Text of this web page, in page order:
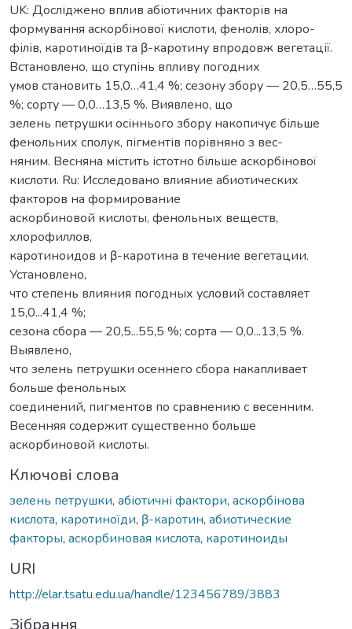
UK: Досліджено вплив абіотичних факторів на
формування аскорбінової кислоти, фенолів, хлоро-
філів, каротиноїдів та β-каротину впродовж вегетації.
Встановлено, що ступінь впливу погодних
умов становить 15,0…41,4 %; сезону збору — 20,5…55,5
%; сорту — 0,0…13,5 %. Виявлено, що
зелень петрушки осіннього збору накопичує більше
фенольних сполук, пігментів порівняно з вес-
няним. Весняна містить істотно більше аскорбінової
кислоти. Ru: Исследовано влияние абиотических
факторов на формирование
аскорбиновой кислоты, фенольных веществ,
хлорофиллов,
каротиноидов и β-каротина в течение вегетации.
Установлено,
что степень влияния погодных условий составляет
15,0...41,4 %;
сезона сбора — 20,5...55,5 %; сорта — 0,0...13,5 %.
Выявлено,
что зелень петрушки осеннего сбора накапливает
больше фенольных
соединений, пигментов по сравнению с весенним.
Весенняя содержит существенно больше
аскорбиновой кислоты.
Ключові слова
зелень петрушки, абіотичні фактори, аскорбінова
кислота, каротиноїди, β-каротин, абиотические
факторы, аскорбиновая кислота, каротиноиды
URI
http://elar.tsatu.edu.ua/handle/123456789/3883
Зібрання